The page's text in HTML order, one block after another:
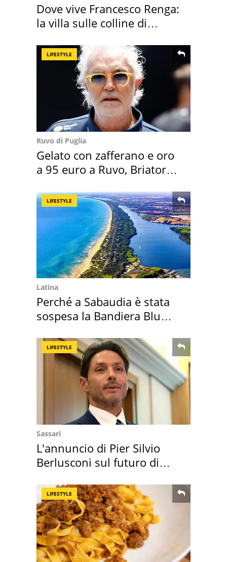
Dove vive Francesco Renga:
la villa sulle colline di
LIFESTYLE
Ruvo di Puglia
Gelato con zafferano e oro
a 95 euro a Ruvo, Briatore
LIFESTYLE
Latina
Perché a Sabaudia è stata
sospesa la Bandiera Blu
LIFESTYLE
Sassari
L'annuncio di Pier Silvio
Berlusconi sul futuro di
LIFESTYLE